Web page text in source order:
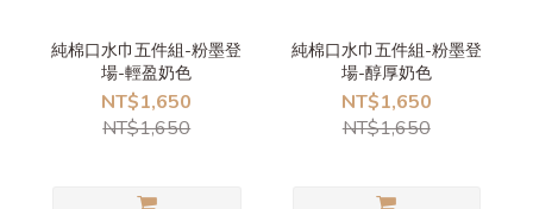
純棉口水巾五件組-粉墨登
場-輕盈奶色
NT$1,650
NT$1,650
純棉口水巾五件組-粉墨登
場-醇厚奶色
NT$1,650
NT$1,650